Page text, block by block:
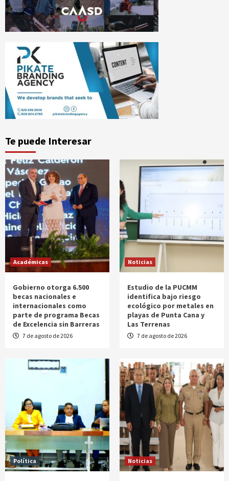
Te puede Interesar
Académicas
Gobierno otorga 6.500
becas nacionales e
internacionales como
parte de programa Becas
de Excelencia sin Barreras
7 de agosto de 2026
Noticias
Estudio de la PUCMM
identifica bajo riesgo
ecológico por metales en
playas de Punta Cana y
Las Terrenas
7 de agosto de 2026
Política Noticias